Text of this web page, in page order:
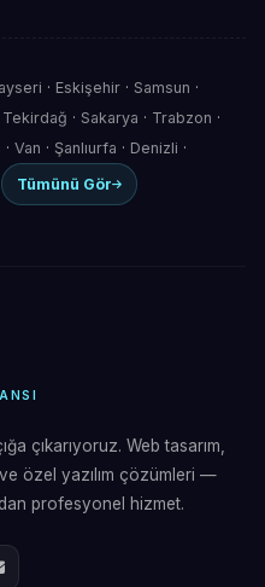
· Eskişehir· Samsun ·
Tekirdağ · Sakarya · Trabzon ·
· Van · Şanlıurfa · Denizli ·
Tümünü Gör
çıkarıyoruz. Web tasarım,
özel yazılım çözümleri —
profesyonel hizmet.